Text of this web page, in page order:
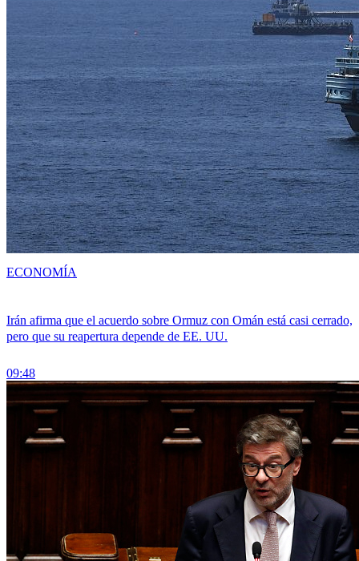
Irán afirma que el acuerdo sobre Ormuz con Omán está casi cerrado,
pero que su reapertura depende de EE. UU.
09:48
ECONOMÍA